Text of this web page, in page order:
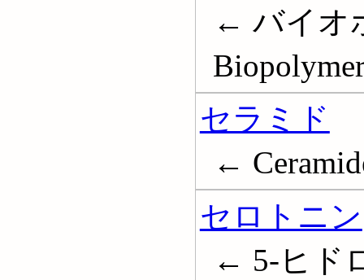
← バイオ
セラミド
←
セロトニン
← 5-ヒド